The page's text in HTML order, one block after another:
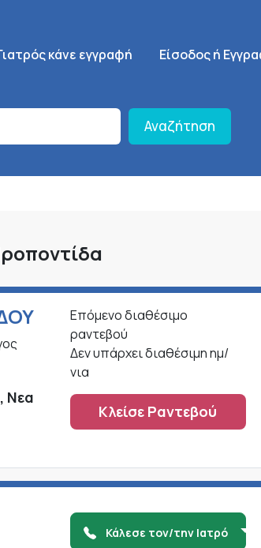
κάνε εγγραφή SignUp Menu
Είσοδος ή
Αναζήτηση
Νεα
Επόμενο διαθέσιμο
ραντεβού
Δεν υπάρχει διαθέσιμη ημ/
νια
Κλείσε Ραντεβού
Κάλεσε τον/την Ιατρό